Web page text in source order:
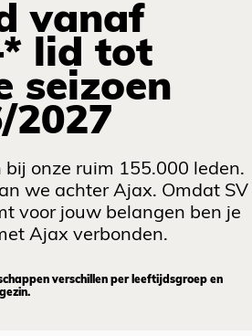
vanaf
* lid tot
seizoen
2027
bij onze ruim 155.000 leden.
we achter Ajax. Omdat SV
voor jouw belangen ben je
Ajax verbonden.
verschillen per leeftijdsgroep en